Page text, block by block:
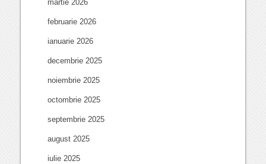
martie 2026
februarie 2026
ianuarie 2026
decembrie 2025
noiembrie 2025
octombrie 2025
septembrie 2025
august 2025
iulie 2025